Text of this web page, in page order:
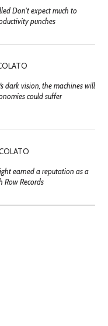
Don't expect much to
punches
dark vision, the machines will
could suffer
earned a reputation as a
Row Records